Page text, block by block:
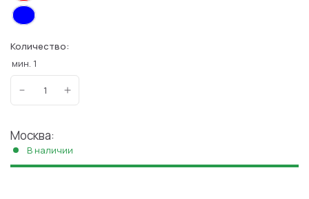
Количество:
мин. 1
Москва:
В наличии